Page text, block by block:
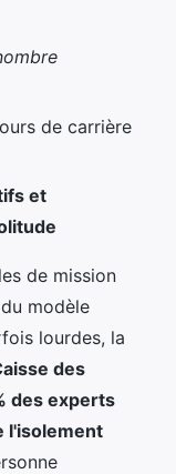
de carrière
et
de mission
modèle
lourdes, la
des
des experts
l'isolement